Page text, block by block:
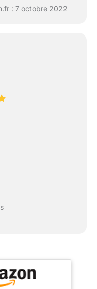
: 7 octobre 2022